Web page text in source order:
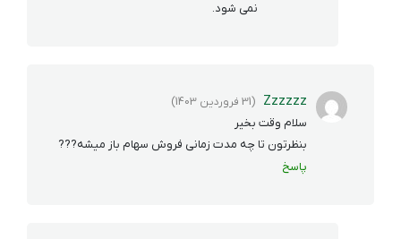
نمی شود.
Zzzzzz (31 فروردین 1403)
سلام وقت بخیر
بنظرتون تا چه مدت زمانی فروش سهام باز میشه???
پاسخ